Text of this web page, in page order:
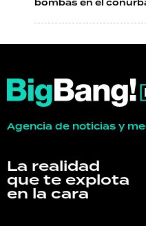
bombas en el
Agencia de noticias y
La realidad
que te explota
en la cara